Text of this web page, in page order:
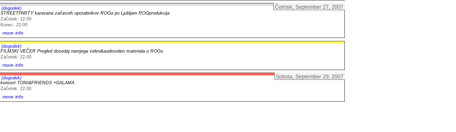
Četrtek, September 27, 2007
(dogodek)
STREETPARTY karavana začasnih uporabnikov ROGa po Ljubljani ROGprodukcija
Začetek: 12:00
Konec: 22:00
more info
(dogodek)
FILMSKI VEČER Pregled dosedaj narejega video&audiovideo materiala o ROGu
Začetek: 22:00
more info
Sobota, September 29, 2007
(dogodek)
koncert TONI&FRIENDS +GALAMA
Začetek: 22:00
more info